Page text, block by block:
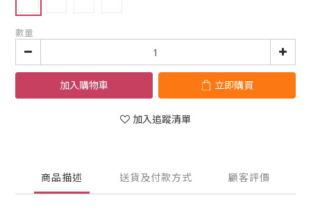
數量
加入購物車 立即購買
加入追蹤清單
商品描述 送貨及付款方式 顧客評價